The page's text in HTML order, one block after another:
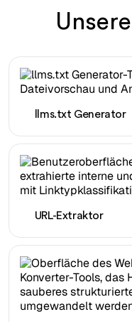
llms.txt Generator
URL-Extraktor